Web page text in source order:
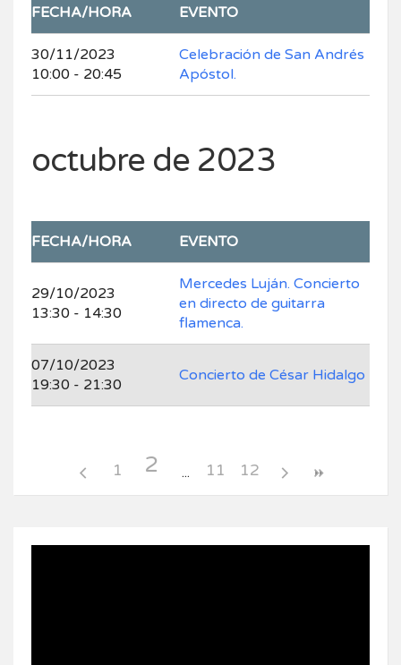
FECHA/HORA EVENTO
30/11/2023
10:00 - 20:45
Celebración de San Andrés
Apóstol.
octubre de 2023
FECHA/HORA EVENTO
29/10/2023
13:30 - 14:30
Mercedes Luján. Concierto
en directo de guitarra
flamenca.
07/10/2023
19:30 - 21:30
Concierto de César Hidalgo
1 2 11 12